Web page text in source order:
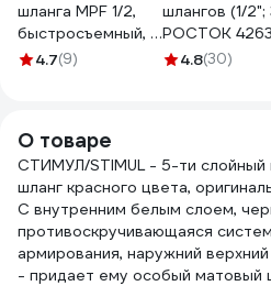
шланга MPF 1/2,
быстросъемный, с
аквастопом, ABS
4.7(9)
шлангов (1/2";
РОСТОК
4.8(30)
О товаре
СТИМУЛ/STIMUL - 5-ти слойный
шланг красного цвета,
С внутренним белым слоем,
противоскручивающаяся
армирования, наружний
- придает ему особый матовый